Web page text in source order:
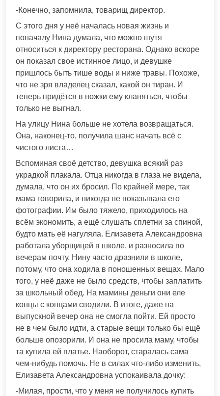
-Конечно, запомнила, товарищ директор.
С этого дня у неё началась новая жизнь и
поначалу Нина думала, что можно шутя
относиться к директору ресторана. Однако вскоре
он показал свое истинное лицо, и девушке
пришлось быть тише воды и ниже травы. Похоже,
что не зря владелец сказал, какой он тиран. И
теперь придётся в ножки ему кланяться, чтобы
только не выгнал.
На улицу Нина больше не хотела возвращаться.
Она, наконец-то, получила шанс начать всё с
чистого листа…
Вспоминая своё детство, девушка всякий раз
украдкой плакала. Отца никогда в глаза не видела,
думала, что он их бросил. По крайней мере, так
мама говорила, и никогда не показывала его
фотографии. Им было тяжело, приходилось на
всём экономить, а ещё слушать сплетни за спиной,
будто мать её нагуляла. Елизавета Александровна
работала уборщицей в школе, и разносила по
вечерам почту. Нину часто дразнили в школе,
потому, что она ходила в поношенных вещах. Мало
того, у неё даже не было средств, чтобы заплатить
за школьный обед. На мамины деньги они еле
концы с концами сводили. В итоге, даже на
выпускной вечер она не смогла пойти. Ей просто
не в чем было идти, а старые вещи только бы ещё
больше опозорили. И она не просила маму, чтобы
та купила ей платье. Наоборот, старалась сама
чем-нибудь помочь. Не в силах что-либо изменить,
Елизавета Александровна успокаивала дочку:
-Милая, прости, что у меня не получилось купить